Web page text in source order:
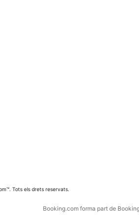
Tots els drets reservats.
Booking.com forma part de